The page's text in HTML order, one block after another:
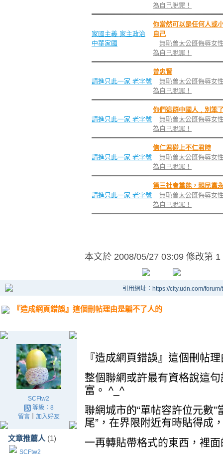
為自己脫罪！
家國主義 家主政治
中華家國
你當然可以是任何人或
自己
無恥曾太公既侮辱女
為自己脫罪！
請進只此一家 老字號
曾忠賢
無恥曾太公既侮辱女
為自己脫罪！
請進只此一家 老字號
你們這群中國人﹐別笨
無恥曾太公既侮辱女
為自己脫罪！
請進只此一家 老字號
信仁君碰上不仁君時
無恥曾太公既侮辱女
為自己脫罪！
請進只此一家 老字號
第三社會黨能，親民黨
無恥曾太公既侮辱女
為自己脫罪！
本文於 2008/05/27 03:09 修改第 1
引用網址：https://city.udn.com/
『造成網頁錯誤』這個刪帖理由是騙不了人的
SCFtw2
等級：8
留言｜ 加入好友
文章推薦人 (1)
SCFtw2
『造成網頁錯誤』這個刪帖
整個聯網或許最有資格說這
富。 ^_^
聯網城市的“單帖容許位元數
尾”，在界限附近有時貼得成
一再轉貼帶格式的東西，裡